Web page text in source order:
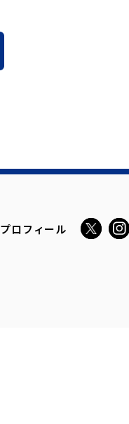
プロフィール